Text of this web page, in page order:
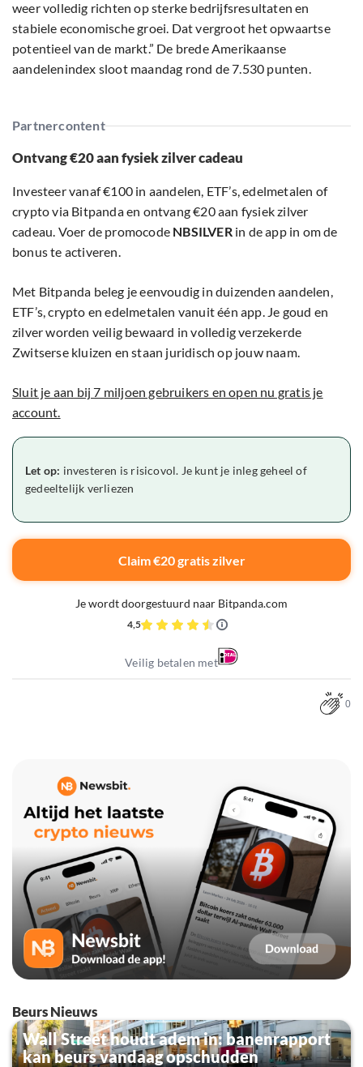
weer volledig richten op sterke bedrijfsresultaten en
stabiele economische groei. Dat vergroot het opwaartse
potentieel van de markt.” De brede Amerikaanse
aandelenindex sloot maandag rond de 7.530 punten.
Partnercontent
Ontvang €20 aan fysiek zilver cadeau
Investeer vanaf €100 in aandelen, ETF’s, edelmetalen of
crypto via Bitpanda en ontvang €20 aan fysiek zilver
cadeau. Voer de promocode NBSILVERin de app in om de
bonus te activeren.
Met Bitpanda beleg je eenvoudig in duizenden aandelen,
ETF’s, crypto en edelmetalen vanuit één app. Je goud en
zilver worden veilig bewaard in volledig verzekerde
Zwitserse kluizen en staan juridisch op jouw naam.
Sluit je aan bij 7 miljoen gebruikers en open nu gratis je
account.
Let op: investeren is risicovol. Je kunt je inleg geheel of
gedeeltelijk verliezen
Claim €20 gratis zilver
Je wordt doorgestuurd naar Bitpanda.com
4,5
Veilig betalen met
0
Beurs Nieuws
Wall Street houdt adem in: banenrapport
kan beurs vandaag opschudden